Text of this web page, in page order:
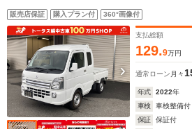
販売店保証 購入プラン付 360°画像付
支払総額
129.9万円
通常ローン 月々
年式 2022年
車検
車検整備付
保証
保証付